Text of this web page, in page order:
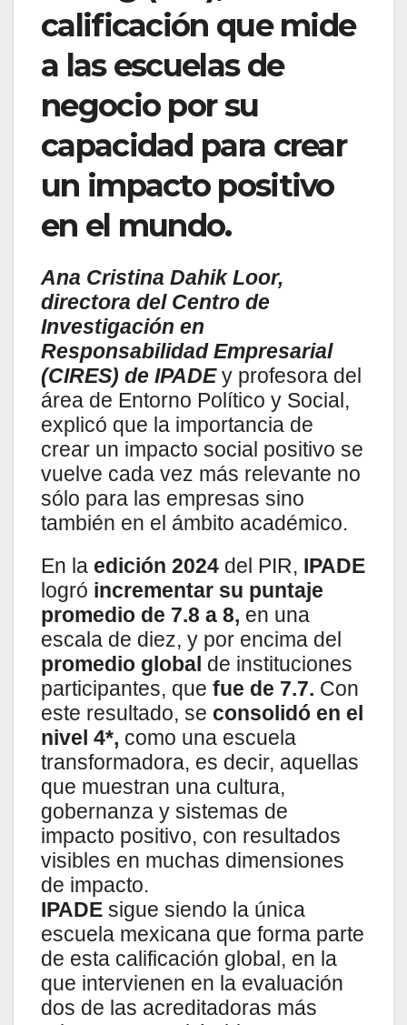
calificación que mide
a las escuelas de
negocio por su
capacidad para crear
un impacto positivo
en el mundo.
Ana Cristina Dahik Loor,
directora del Centro de
Investigación en
Responsabilidad Empresarial
(CIRES) de IPADEy profesora del
área de Entorno Político y Social,
explicó que la importancia de
crear un impacto social positivo se
vuelve cada vez más relevante no
sólo para las empresas sino
también en el ámbito académico.
En la edición 2024 del PIR, IPADE
logró incrementar su puntaje
promedio de 7.8 a 8, en una
escala de diez, y por encima del
promedio global de instituciones
participantes, que fue de 7.7. Con
este resultado, se consolidó en el
nivel 4*, como una escuela
transformadora, es decir, aquellas
que muestran una cultura,
gobernanza y sistemas de
impacto positivo, con resultados
visibles en muchas dimensiones
de impacto.
IPADE sigue siendo la única
escuela mexicana que forma parte
de esta calificación global, en la
que intervienen en la evaluación
dos de las acreditadoras más